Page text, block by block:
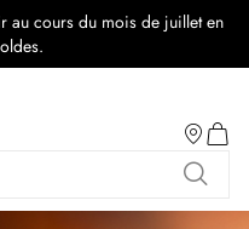
au cours du mois de juillet en
Mon